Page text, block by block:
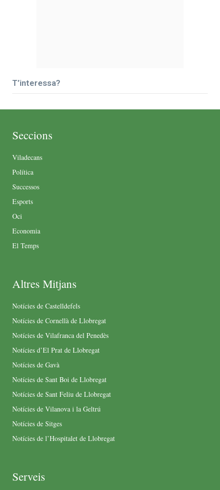
T’interessa?
Seccions
Viladecans
Política
Successos
Esports
Oci
Economia
El Temps
Altres Mitjans
Notícies de Castelldefels
Notícies de Cornellà de Llobregat
Notícies de Vilafranca del Penedès
Notícies d’El Prat de Llobregat
Notícies de Gavà
Notícies de Sant Boi de Llobregat
Notícies de Sant Feliu de Llobregat
Notícies de Vilanova i la Geltrú
Notícies de Sitges
Notícies de l’Hospitalet de Llobregat
Serveis